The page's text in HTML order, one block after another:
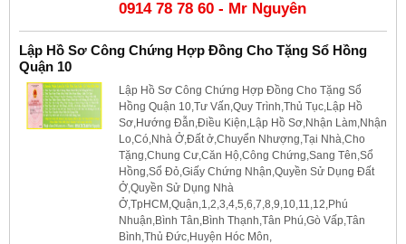
0914 78 78 60 - Mr Nguyên
Lập Hồ Sơ Công Chứng Hợp Đồng Cho Tặng Sổ Hồng
Quận 10
Lập Hồ Sơ Công Chứng Hợp Đồng Cho Tặng Sổ
Hồng Quận 10,Tư Vấn,Quy Trình,Thủ Tục,Lập Hồ
Sơ,Hướng Đẫn,Điều Kiện,Lập Hồ Sơ,Nhận Làm,Nhận
Lo,Có,Nhà Ở,Đất ở,Chuyển Nhượng,Tại Nhà,Cho
Tặng,Chung Cư,Căn Hộ,Công Chứng,Sang Tên,Sổ
Hồng,Sổ Đỏ,Giấy Chứng Nhận,Quyền Sử Dụng Đất
Ở,Quyền Sử Dụng Nhà
Ở,TpHCM,Quận,1,2,3,4,5,6,7,8,9,10,11,12,Phú
Nhuận,Bình Tân,Bình Thạnh,Tân Phú,Gò Vấp,Tân
Bình,Thủ Đức,Huyện Hóc Môn,